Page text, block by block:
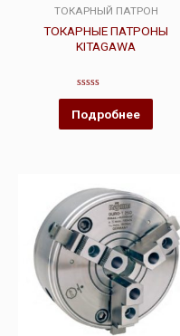
ТОКАРНЫЙ ПАТРОН
ТОКАРНЫЕ ПАТРОНЫ
KITAGAWA
Оценка
из
5
Подробнее